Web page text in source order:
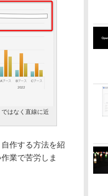
はなく直線に近
作する方法を紹
業で苦労しま